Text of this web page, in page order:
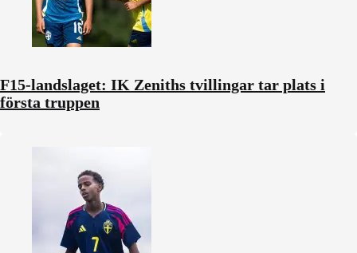
F15-landslaget: IK Zeniths tvillingar tar plats i
första truppen